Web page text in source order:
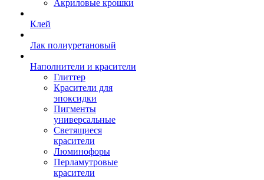
Акриловые крошки
Клей
Лак полиуретановый
Наполнители и красители
Глиттер
Красители для
эпоксидки
Пигменты
универсальные
Светящиеся
красители
Люминофоры
Перламутровые
красители